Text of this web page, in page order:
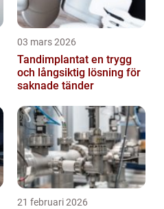
03 mars 2026
Tandimplantat en trygg
och långsiktig lösning för
saknade tänder
21 februari 2026